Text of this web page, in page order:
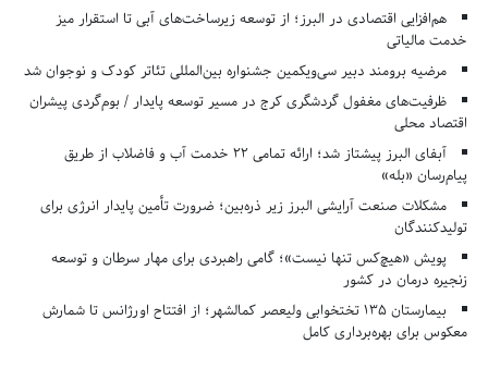
هم‌افزایی اقتصادی در البرز؛ از توسعه زیرساخت‌های آبی تا استقرار میز
خدمت مالیاتی
مرضیه برومند دبیر سی‌ویکمین جشنواره بین‌المللی تئاتر کودک و نوجوان شد
ظرفیت‌های مغفول گردشگری کرج در مسیر توسعه پایدار / بوم‌گردی پیشران
اقتصاد محلی
آبفای البرز پیشتاز شد؛ ارائه تمامی ۲۲ خدمت آب و فاضلاب از طریق
پیام‌رسان «بله»
مشکلات صنعت آرایشی البرز زیر ذره‌بین؛ ضرورت تأمین پایدار انرژی برای
تولیدکنندگان
پویش «هیچ‌کس تنها نیست»؛ گامی راهبردی برای مهار سرطان و توسعه
زنجیره درمان در کشور
بیمارستان ۱۳۵ تختخوابی ولیعصر کمالشهر؛ از افتتاح اورژانس تا شمارش
معکوس برای بهره‌برداری کامل